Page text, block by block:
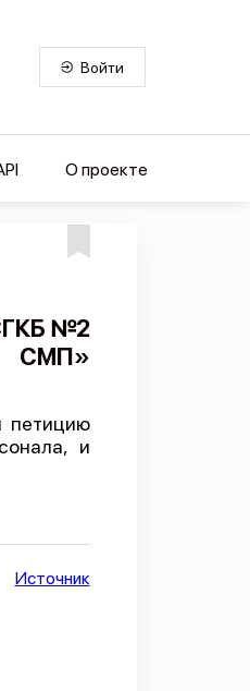
Войти
О проекте
№2
СМП»
петицию
и
Источник